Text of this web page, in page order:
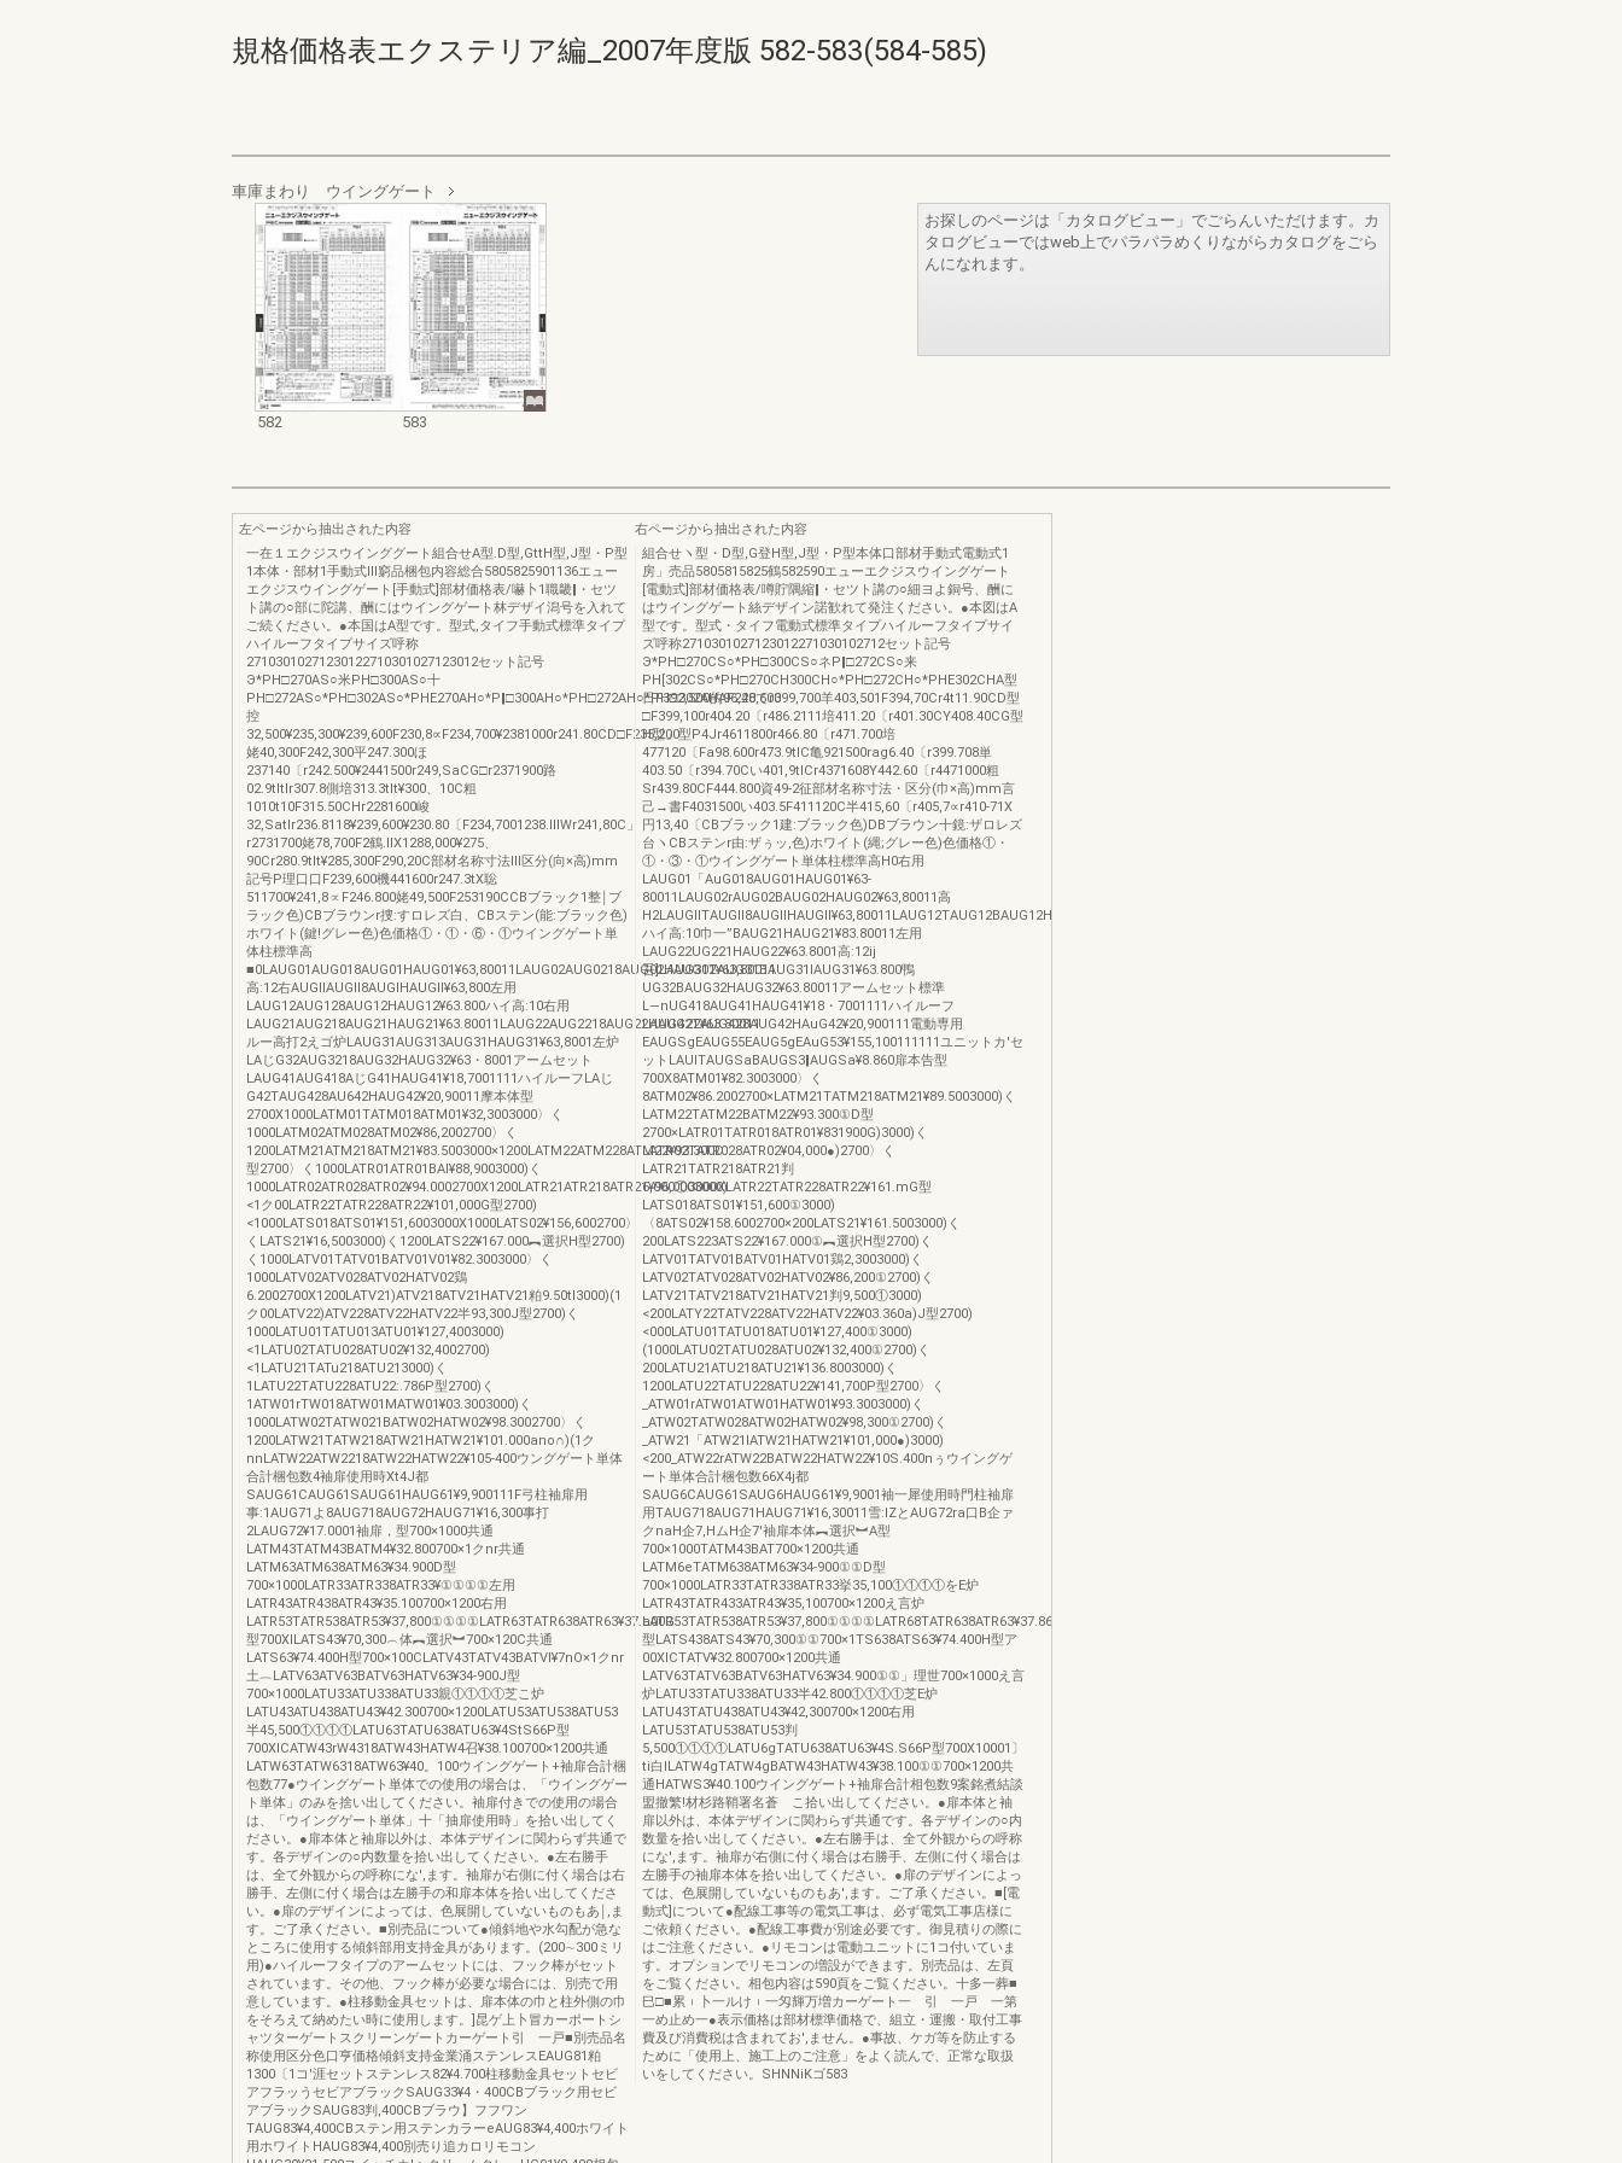
規格価格表エクステリア編_2007年度版 582-583(584-585)
車庫まわり ウイングゲート
582 583
お探しのページは「カタログビュー」でごらんいただけます。カ
タログビューではweb上でパラパラめくりながらカタログをごら
んになれます。
左ページから抽出された内容
一在１エクジスウインググート組合せA型.D型,GttH型,J型・P型
1本体・部材1手動式lll窮品梱包内容総合5805825901136エュー
エクジスウイングゲート[手動式]部材価格表/嚇卜1職畿‖・セツ
ト講の○部に陀講、酬にはウイングゲート林デザイ潟号を入れて
ご続ください。●本国はA型です。型式,タイフ手動式標準タイプ
ハイルーフタイプサイズ呼称
27103010271230122710301027123012セット記号
Э*PH□270AS○米PH□300AS○十
PH□272AS○*PH□302AS○*PHE270AH○*P‖□300AH○*PH□272AH○*PH□302AHAF228,600
控
32,500¥235,300¥239,600F230,8∝F234,700¥2381000r241.80CD□F235,200
姥40,300F242,300平247.300ほ
237140〔r242.500¥2441500r249,SaCG□r2371900路
02.9tltlr307.8側培313.3tlt¥300、10C粗
1010t10F315.50CHr2281600峻
32,Satlr236.8118¥239,600¥230.80〔F234,7001238.lllWr241,80C」
r2731700姥78,700F2鶴.llX1288,000¥275、
90Cr280.9tlt¥285,300F290,20C部材名称寸法Ⅲ区分(向×高)mm
記号P理口口F239,600機441600r247.3tX聡
511700¥241,8∝F246.800姥49,500F253190CCBブラック1整￨ブ
ラック色)CBブラウンr捜:すロレズ白、CBステン(能:ブラック色)
ホワイト(鍵!グレー色)色価格①・①・⑥・①ウイングゲート単
体柱標準高
■0LAUG01AUG018AUG01HAUG01¥63,80011LAUG02AUG0218AUG02HAUG02¥63,80011
高:12右AUGllAUGll8AUGlHAUGll¥63,800左用
LAUG12AUG128AUG12HAUG12¥63.800ハイ高:10右用
LAUG21AUG218AUG21HAUG21¥63.80011LAUG22AUG2218AUG22HAUG22¥63.80011
ルー高打2えゴ炉LAUG31AUG313AUG31HAUG31¥63,8001左炉
LAじG32AUG3218AUG32HAUG32¥63・8001アームセット
LAUG41AUG418AじG41HAUG41¥18,7001111ハイルーフLAじ
G42TAUG428AU642HAUG42¥20,90011摩本体型
2700X1000LATM01TATM018ATM01¥32,3003000〉く
1000LATM02ATM028ATM02¥86,2002700〉く
1200LATM21ATM218ATM21¥83.5003000×1200LATM22ATM228ATM22¥93.300D
型2700〉く1000LATR01ATR01BAl¥88,9003000)く
1000LATR02ATR028ATR02¥94.0002700X1200LATR21ATR218ATR21¥96,0003000)
<1ク00LATR22TATR228ATR22¥101,000G型2700)
<1000LATS018ATS01¥151,6003000X1000LATS02¥156,6002700〉
くLATS21¥16,5003000)く1200LATS22¥167.000︻選択H型2700)
く1000LATV01TATV01BATV01V01¥82.3003000〉く
1000LATV02ATV028ATV02HATV02鶏
6.2002700X1200LATV21)ATV218ATV21HATV21粕9.50tl3000)(1
ク00LATV22)ATV228ATV22HATV22半93,300J型2700)く
1000LATU01TATU013ATU01¥127,4003000)
<1LATU02TATU028ATU02¥132,4002700)
<1LATU21TATu218ATU213000)く
1LATU22TATU228ATU22:.786P型2700)く
1ATW01rTW018ATW01MATW01¥03.3003000)く
1000LATW02TATW021BATW02HATW02¥98.3002700〉く
1200LATW21TATW218ATW21HATW21¥101.000ano∩)(1ク
nnLATW22ATW2218ATW22HATW22¥105‐400ウングゲート単体
合計梱包数4袖扉使用時Xt4J都
SAUG61CAUG61SAUG61HAUG61¥9,900111F弓柱袖扉用
事:1AUG71よ8AUG718AUG72HAUG71¥16,300事打
2LAUG72¥17.0001袖扉，型700×1000共通
LATM43TATM43BATM4¥32.800700×1クnr共通
LATM63ATM638ATM63¥34.900D型
700×1000LATR33ATR338ATR33¥①①①①左用
LATR43ATR438ATR43¥35.100700×1200右用
LATR53TATR538ATR53¥37,800①①①①LATR63TATR638ATR63¥37.a00G
型700XlLATS43¥70,300︵体︻選択︼700×120C共通
LATS63¥74.400H型700×100CLATV43TATV43BATVI¥7nO×1クnr
土︷LATV63ATV63BATV63HATV63¥34‐900J型
700×1000LATU33ATU338ATU33親①①①①芝こ炉
LATU43ATU438ATU43¥42.300700×1200LATU53ATU538ATU53
半45,500①①①①LATU63TATU638ATU63¥4StS66P型
700XICATW43rW4318ATW43HATW4召¥38.100700×1200共通
LATW63TATW6318ATW63¥40。100ウイングゲート+袖扉合計梱
包数77●ウイングゲート単体での使用の場合は、「ウイングゲー
ト単体」のみを捨い出してください。袖扉付きでの使用の場合
は、「ウイングゲート単体」十「抽扉使用時」を拾い出してく
ださい。●扉本体と袖扉以外は、本体デザインに関わらず共通で
す。各デザインの○内数量を拾い出してください。●左右勝手
は、全て外観からの呼称にな',ます。袖扉が右側に付く場合は右
勝手、左側に付く場合は左勝手の和扉本体を拾い出してくださ
い。●扉のデザインによっては、色展開していないものもあ￨,ま
す。ご了承ください。■別売品について●傾斜地や水勾配が急な
ところに使用する傾斜部用支持金具があります。(200∼300ミリ
用)●ハイルーフタイプのアームセットには、フック棒がセット
されています。その他、フック棒が必要な場合には、別売で用
意しています。●柱移動金具セットは、扉本体の巾と柱外側の巾
をそろえて納めたい時に使用します。]昆ゲ上卜冒カーポートシ
ャツターゲートスクリーンゲートカーゲート引 一戸■別売品名
称使用区分色口亨価格傾斜支持金業涌ステンレスEAUG81粕
1300〔1コ'涯セットステンレス82¥4.700柱移動金具セットセビ
アフラッうセビアブラックSAUG33¥4・400CBブラック用セビ
アブラックSAUG83判,400CBブラウ】フフワン
TAUG83¥4,400CBステン用ステンカラーeAUG83¥4,400ホワイト
用ホワイトHAUG83¥4,400別売り追カロリモコン
右ページから抽出された内容
組合せヽ型・D型,G登H型,J型・P型本体口部材手動式電動式1
房」売品5805815825鶴582590エューエクジスウイングゲート
[電動式]部材価格表/噂貯隅縮‖・セツト講の○細ヨよ銅号、酬に
はウイングゲート絲デザイン諾歓れて発注ください。●本図はA
型です。型式・タイフ電動式標準タイプハイルーフタイプサイ
ズ呼称2710301027123012271030102712セット記号
Э*PH□270CS○*PH□300CS○ネP‖□272CS○来
PH[302CS○*PH□270CH300CH○*PH□272CH○*PHE302CHA型
日F392,500的96,40てr399,700羊403,501F394,70Cr4t11.90CD型
□F399,100r404.20〔r486.2111培411.20〔r401.30CY408.40CG型
H型」型P4Jr4611800r466.80〔r471.700培
477120〔Fa98.600r473.9tlC亀921500rag6.40〔r399.708単
403.50〔r394.70Cい401,9tlCr4371608Y442.60〔r4471000粗
Sr439.80CF444.800資49‐2征部材名称寸法・区分(巾×高)mm言
己→書F4031500い403.5F411120C半415,60〔r405,7∝r410‐71X
円13,40〔CBブラック1建:ブラック色)DBブラウン十鏡:ザロレズ
台ヽCBステンr由:ザぅッ,色)ホワイト(縄;グレー色)色価格①・
①・③・①ウイングゲート単体柱標準高H0右用
LAUG01「AuG018AUG01HAUG01¥63‐
80011LAUG02rAUG02BAUG02HAUG02¥63,80011高
H2LAUGllTAUGll8AUGllHAUGll¥63,80011LAUG12TAUG12BAUG12HAUG12¥63.860
ハイ高:10巾一”BAUG21HAUG21¥83.80011左用
LAUG22UG221HAUG22¥63.8001高:12ij
吾]LAUG31TAUG31BAUG31lAUG31¥63.800鴨
UG32BAUG32HAUG32¥63.80011アームセット標準
L―nUG418AUG41HAUG41¥18・7001111ハイルーフ
LAUG42TAUG428AUG42HAuG42¥20,900111電動専用
EAUGSgEAUG55EAUG5gEAuG53¥155,100111111ユニットカ′セ
ットLAUITAUGSaBAUGS3‖AUGSa¥8.860扉本告型
700X8ATM01¥82.3003000〉く
8ATM02¥86.2002700×LATM21TATM218ATM21¥89.5003000)く
LATM22TATM22BATM22¥93.300①D型
2700×LATR01TATR018ATR01¥831900G)3000)く
LATR02TATR028ATR02¥04,000●)2700〉く
LATR21TATR218ATR21判
6,000①3000XLATR22TATR228ATR22¥161.mG型
LATS018ATS01¥151,600①3000)
〈8ATS02¥158.6002700×200LATS21¥161.5003000)く
200LATS223ATS22¥167.000①︻選択H型2700)く
LATV01TATV01BATV01HATV01鶏2,3003000)く
LATV02TATV028ATV02HATV02¥86,200①2700)く
LATV21TATV218ATV21HATV21判9,500①3000)
<200LATY22TATV228ATV22HATV22¥03.360a)J型2700)
<000LATU01TATU018ATU01¥127,400①3000)
(1000LATU02TATU028ATU02¥132,400①2700)く
200LATU21ATU218ATU21¥136.8003000)く
1200LATU22TATU228ATU22¥141,700P型2700〉く
_ATW01rATW01ATW01HATW01¥93.3003000)く
_ATW02TATW028ATW02HATW02¥98,300①2700)く
_ATW21「ATW21IATW21HATW21¥101,000●)3000)
<200_ATW22rATW22BATW22HATW22¥10S.400nぅウイングゲ
ート単体合計梱包数66X4j都
SAUG6CAUG61SAUG6HAUG61¥9,9001袖一犀使用時門柱袖扉
用TAUG718AUG71HAUG71¥16,30011雪:lZとAUG72ra口B企ァ
クnaH企7,HムH企7'袖扉本体︻選択︼A型
700×1000TATM43BAT700×1200共通
LATM6eTATM638ATM63¥34‐900①①D型
700×1000LATR33TATR338ATR33挙35,100①①①①をE炉
LATR43TATR433ATR43¥35,100700×1200え言炉
LATR53TATR538ATR53¥37,800①①①①LATR68TATR638ATR63¥37.866G
型LATS438ATS43¥70,300①①700×1TS638ATS63¥74.400H型ア
00XICTATV¥32.800700×1200共通
LATV63TATV63BATV63HATV63¥34.900①①」理世700×1000え言
炉LATU33TATU338ATU33半42.800①①①①芝E炉
LATU43TATU438ATU43¥42,300700×1200右用
LATU53TATU538ATU53判
5,500①①①①LATU6gTATU638ATU63¥4S.S66P型700X10001〕
ti白ILATW4gTATW4gBATW43HATW43¥38.100①①700×1200共
通HATWS3¥40.100ウイングゲート+袖扉合計相包数9案銘煮結談
盟撤繁!材杉路鞘署名蒼ゝこ拾い出してください。●扉本体と袖
扉以外は、本体デザインに関わらず共通です。各デザインの○内
数量を拾い出してください。●左右勝手は、全て外観からの呼称
にな',ます。袖扉が右側に付く場合は右勝手、左側に付く場合は
左勝手の袖扉本体を拾い出してください。●扉のデザインによっ
ては、色展開していないものもあ',ます。ご了承ください。■[電
動式]について●配線工事等の電気工事は、必ず電気工事店様に
ご依頼ください。●配線工事費が別途必要です。御見積りの際に
はご注意ください。●リモコンは電動ユニットに1コ付いていま
す。オプションでリモコンの増設ができます。別売品は、左頁
をご覧ください。相包内容は590頁をご覧ください。十多一葬■
巳□■累︲卜一ルけ︲一匁輝万増カーゲート一 引 一戸 一第
一め止め一●表示価格は部材標準価格で、組立・運搬・取付工事
費及び消費税は含まれてお',ません。●事故、ケガ等を防止する
ために「使用上、施工上のご注意」をよく読んで、正常な取扱
いをしてください。SHNNiKゴ583